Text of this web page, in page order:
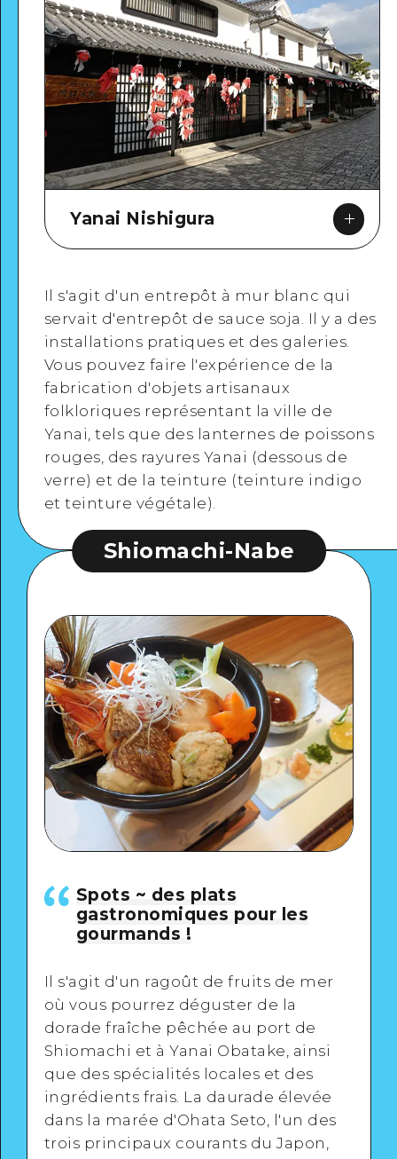
Yanai Nishigura
Google Maps
Il s'agit d'un entrepôt à mur blanc qui
servait d'entrepôt de sauce soja. Il y a des
installations pratiques et des galeries.
Vous pouvez faire l'expérience de la
fabrication d'objets artisanaux
folkloriques représentant la ville de
Yanai, tels que des lanternes de poissons
rouges, des rayures Yanai (dessous de
verre) et de la teinture (teinture indigo
et teinture végétale).
Shiomachi-Nabe
Spots ~ des plats
gastronomiques pour les
gourmands !
Il s'agit d'un ragoût de fruits de mer
où vous pourrez déguster de la
dorade fraîche pêchée au port de
Shiomachi et à Yanai Obatake, ainsi
que des spécialités locales et des
ingrédients frais. La daurade élevée
dans la marée d'Ohata Seto, l'un des
trois principaux courants du Japon,